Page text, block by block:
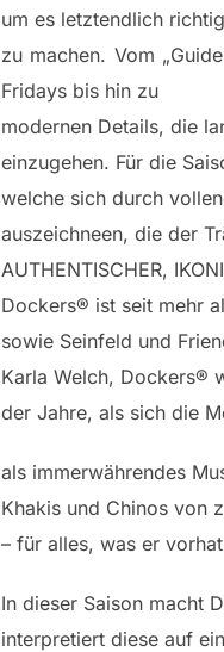
um es letztendlich richtig
zu machen. Vom
Fridays bis hin zu
modernen Details, die
einzugehen. Für die
welche sich durch
auszeichneen, die der
AUTHENTISCHER,
Dockers® ist seit mehr
sowie Seinfeld und
Karla Welch, Dockers®
der Jahre, als sich die
als immerwährendes
Khakis und Chinos von
– für alles, was er
In dieser Saison macht
interpretiert diese auf